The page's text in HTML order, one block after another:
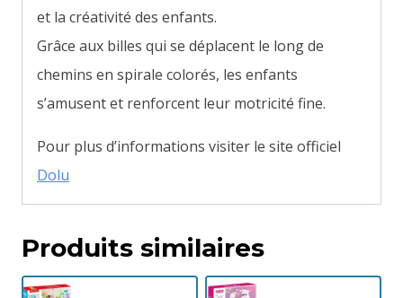
et la créativité des enfants.
Grâce aux billes qui se déplacent le long de
chemins en spirale colorés, les enfants
s’amusent et renforcent leur motricité fine.
Pour plus d’informations visiter le site officiel
Dolu
Produits similaires